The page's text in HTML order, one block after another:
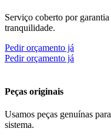
Serviço coberto por garantia
tranquilidade.
Pedir orçamento já
Pedir orçamento já
Peças originais
Usamos peças genuínas
sistema.